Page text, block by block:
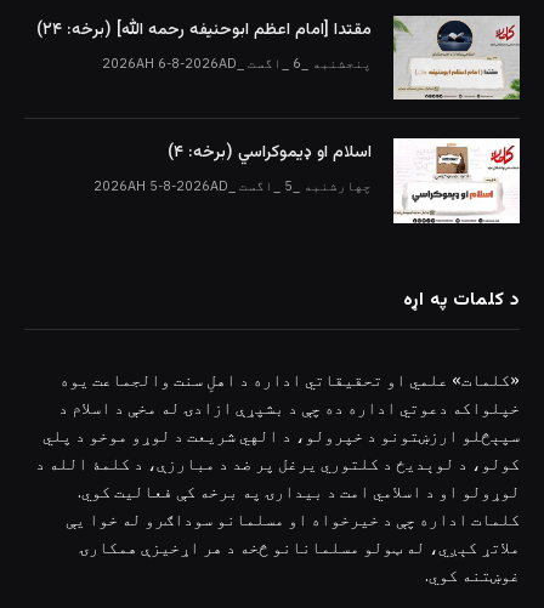
مقتدا [امام اعظم ابوحنیفه رحمه الله‎] (برخه: ۲۴)
پنجشنبه _6 _اگست _2026AH 6-8-2026AD
اسلام او ډیموکراسي (برخه: ۴)
چهارشنبه _5 _اگست _2026AH 5-8-2026AD
د کلمات په اړه
«کلمات» علمي او تحقیقاتي اداره د اهلِ سنت والجماعت یوه
خپلواکه دعوتي اداره ده چې د بشپړې ازادۍ له مخې د اسلام د
سپېڅلو ارزښتونو د خپرولو، د الهي شریعت د لوړو موخو د پلي
کولو، د لوېدیځ د کلتوري یرغل پر ضد د مبارزې، د کلمۀ الله د
لوړولو او د اسلامي امت د بیدارۍ په برخه کې فعالیت کوي.
کلمات اداره چې د خیرخواه او مسلمانو سوداګرو له خوا یې
ملاتړ کېږي، له ټولو مسلمانانو څخه د هر اړخیزې همکارۍ
غوښتنه کوي.